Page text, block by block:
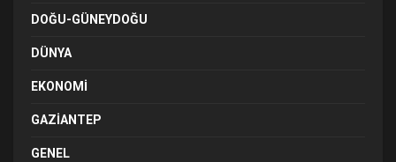
DOĞU-GÜNEYDOĞU
DÜNYA
EKONOMI
GAZIANTEP
GENEL